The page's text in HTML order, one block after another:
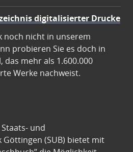
digitalisierter Drucke
noch nicht in unserem
probieren Sie es doch in
das mehr als 1.600.000
Werke nachweist.
und
(SUB) bietet mit